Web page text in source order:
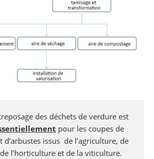
des déchets de verdure est
pour les coupes de
d’arbustes issus de l’agriculture, de
l’horticulture et de la viticulture.